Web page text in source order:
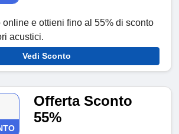
e ottieni fino al 55% di sconto
acustici.
Vedi Sconto
Offerta Sconto
55%